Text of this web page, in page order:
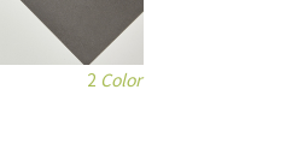
2 Color